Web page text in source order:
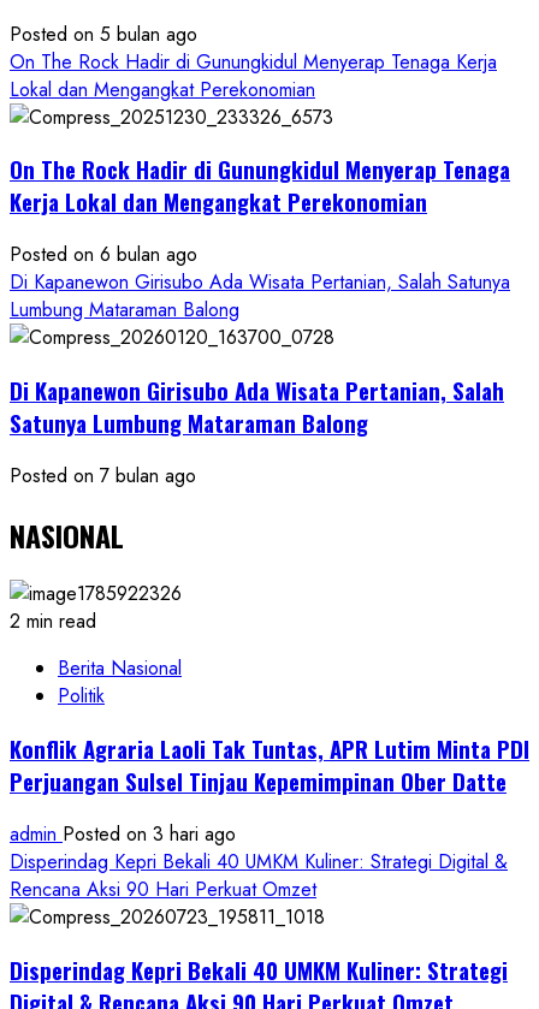
Posted on 5 bulan ago
On The Rock Hadir di Gunungkidul Menyerap Tenaga Kerja
Lokal dan Mengangkat Perekonomian
On The Rock Hadir di Gunungkidul Menyerap Tenaga
Kerja Lokal dan Mengangkat Perekonomian
Posted on 6 bulan ago
Di Kapanewon Girisubo Ada Wisata Pertanian, Salah Satunya
Lumbung Mataraman Balong
Di Kapanewon Girisubo Ada Wisata Pertanian, Salah
Satunya Lumbung Mataraman Balong
Posted on 7 bulan ago
NASIONAL
2 min read
Berita Nasional
Politik
Konflik Agraria Laoli Tak Tuntas, APR Lutim Minta PDI
Perjuangan Sulsel Tinjau Kepemimpinan Ober Datte
admin Posted on 3 hari ago
Disperindag Kepri Bekali 40 UMKM Kuliner: Strategi Digital &
Rencana Aksi 90 Hari Perkuat Omzet
Disperindag Kepri Bekali 40 UMKM Kuliner: Strategi
Digital & Rencana Aksi 90 Hari Perkuat Omzet